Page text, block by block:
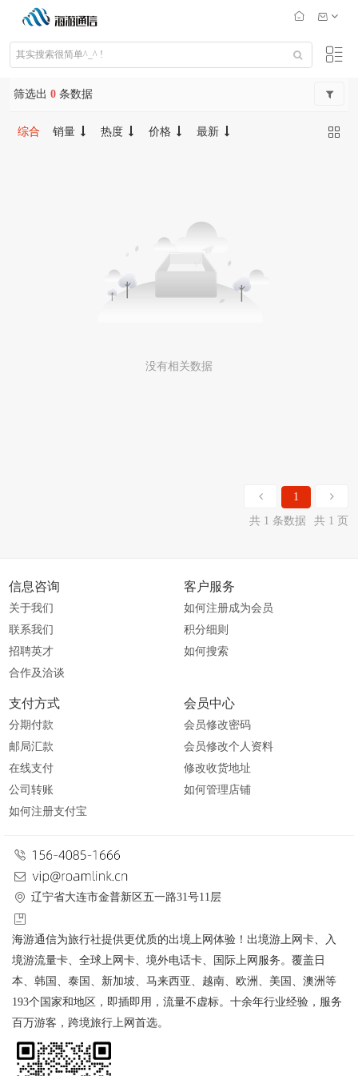
筛选出 0 条数据
综合 销量 热度 价格 最新
没有相关数据
1
共 1 条数据
共 1 页
信息咨询
关于我们
联系我们
招聘英才
合作及洽谈
客户服务
如何注册成为会员
积分细则
如何搜索
支付方式
分期付款
邮局汇款
在线支付
公司转账
如何注册支付宝
会员中心
会员修改密码
会员修改个人资料
修改收货地址
如何管理店铺
辽宁省大连市金普新区五一路31号11层
海游通信为旅行社提供更优质的出境上网体验！出境游上网卡、入
境游流量卡、全球上网卡、境外电话卡、国际上网服务。覆盖日
本、韩国、泰国、新加坡、马来西亚、越南、欧洲、美国、澳洲等
193个国家和地区，即插即用，流量不虚标。十余年行业经验，服务
百万游客，跨境旅行上网首选。